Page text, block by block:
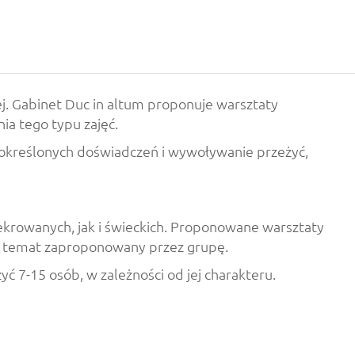
Gabinet Duc in altum proponuje warsztaty
tego typu zajęć.
doświadczeń i wywoływanie przeżyć,
jak i świeckich. Proponowane warsztaty
zaproponowany przez grupę.
7-15 osób, w zależności od jej charakteru.